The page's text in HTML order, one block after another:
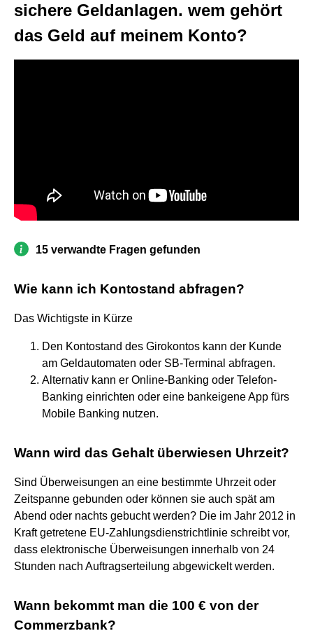
sichere Geldanlagen. wem gehört
das Geld auf meinem Konto?
15 verwandte Fragen gefunden
Wie kann ich Kontostand abfragen?
Das Wichtigste in Kürze
Den Kontostand des Girokontos kann der Kunde
am Geldautomaten oder SB-Terminal abfragen.
Alternativ kann er Online-Banking oder Telefon-
Banking einrichten oder eine bankeigene App fürs
Mobile Banking nutzen.
Wann wird das Gehalt überwiesen Uhrzeit?
Sind Überweisungen an eine bestimmte Uhrzeit oder
Zeitspanne gebunden oder können sie auch spät am
Abend oder nachts gebucht werden? Die im Jahr 2012 in
Kraft getretene EU-Zahlungsdienstrichtlinie schreibt vor,
dass elektronische Überweisungen innerhalb von 24
Stunden nach Auftragserteilung abgewickelt werden.
Wann bekommt man die 100 € von der
Commerzbank?